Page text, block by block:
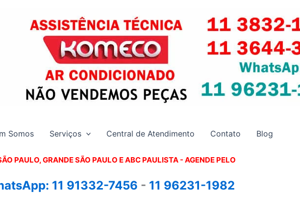
Somos Serviços Central de Atendimento Contato Blog
PAULO, GRANDE SÃO PAULO E ABC PAULISTA - AGENDE PELO
11 91332-7456 - 11 96231-1982